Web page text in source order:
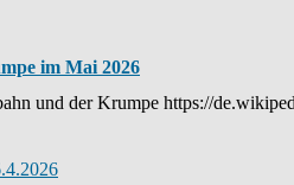
im Mai 2026
und der Krumpe https://